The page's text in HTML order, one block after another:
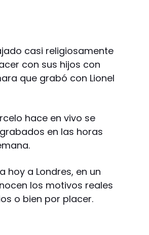
casi religiosamente
con sus hijos con
que grabó con Lionel
hace en vivo se
en las horas
hoy a Londres, en un
los motivos reales
o bien por placer.